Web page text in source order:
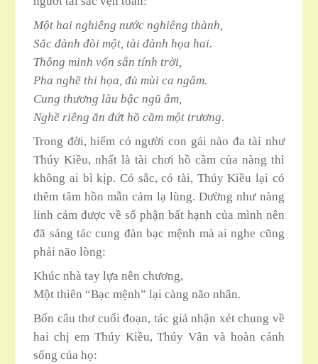
Một hai nghiêng nước nghiêng thành,
Sắc đành đòi một, tài đành họa hai.
Thông minh vốn sẵn tính trời,
Pha nghề thi họa, đủ mùi ca ngâm.
Cung thương làu bậc ngũ âm,
Nghề riêng ăn đứt hồ cầm một trương.
Trong đời, hiếm có người con gái nào đa tài như
Thúy Kiều, nhất là tài chơi hồ cầm của nàng thì
không ai bì kịp. Có sắc, có tài, Thúy Kiều lại có
thêm tâm hồn mẫn cảm lạ lùng. Dường như nàng
linh cảm được về số phận bất hạnh của mình nên
đã sáng tác cung đàn bạc mệnh mà ai nghe cũng
phải não lòng:
Khúc nhà tay lựa nên chương,
Một thiên “Bạc mệnh” lại càng não nhân.
Bốn câu thơ cuối đoạn, tác giả nhận xét chung về
hai chị em Thúy Kiều, Thúy Vân và hoàn cảnh
sống của họ: